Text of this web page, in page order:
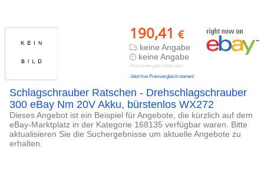
190,41 €
keine Angabe
keine Angabe
Preis kann jetzt höher sein
Jetzt live Preisvergleich starten!
Schlagschrauber Ratschen - Drehschlagschrauber
300 eBay Nm 20V Akku, bürstenlos WX272
Dieses Angebot ist ein Beispiel für Angebote, die kürzlich auf dem
eBay-Marktplatz in der Kategorie 168135 verfügbar waren. Bitte
aktualisieren Sie die Suchergebnisse um aktuelle Angebote zu
erhalten.